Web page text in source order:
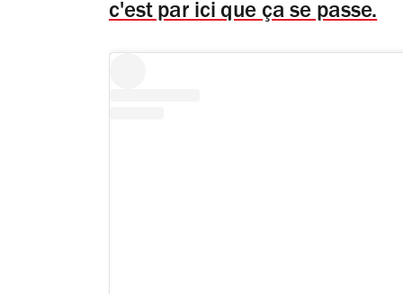
c'est par ici que ça se passe.